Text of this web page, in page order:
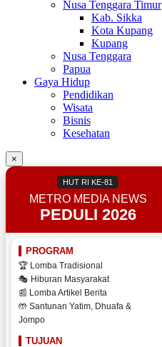
Nusa Tenggara Timur
Kab. Sikka
Kota Kupang
Kupang
Nusa Tenggara
Papua
Gaya Hidup
Pendidikan
Wisata
Bisnis
Kesehatan
×
HUT RI KE-81
METRO MEDIA NEWS
PEDULI 2026
PROGRAM
🏆 Lomba Tradisional
🎭 Hiburan Masyarakat
📰 Lomba Artikel Berita
🤲 Santunan Yatim, Dhuafa &
Jompo
TUJUAN